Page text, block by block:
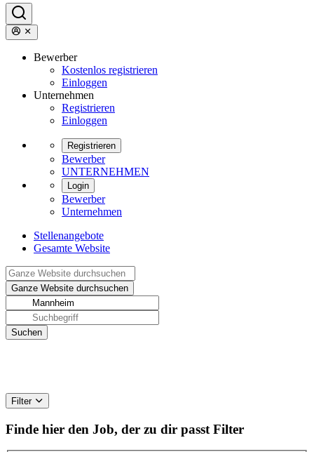
Bewerber
Kostenlos registrieren
Einloggen
Unternehmen
Registrieren
Einloggen
Registrieren
Bewerber
UNTERNEHMEN
Login
Bewerber
Unternehmen
Stellenangebote
Gesamte Website
Filter
Finde hier den Job, der zu dir passt Filter